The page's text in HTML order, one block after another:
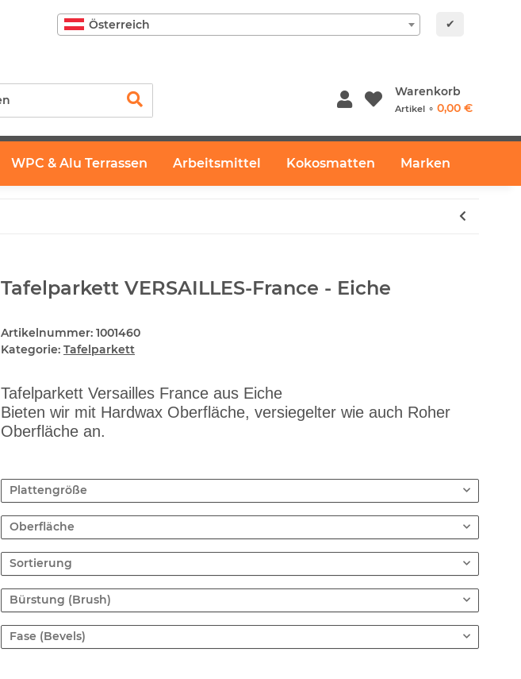
Österreich ✔
Warenkorb
Artikel ⚬ 0,00 €
WPC & Alu Terrassen Arbeitsmittel Kokosmatten Marken
Tafelparkett VERSAILLES-France - Eiche
Artikelnummer: 1001460
Kategorie: Tafelparkett
Tafelparkett Versailles France aus Eiche
Bieten wir mit Hardwax Oberfläche, versiegelter wie auch Roher
Oberfläche an.
Plattengröße
Oberfläche
Sortierung
Bürstung (Brush)
Fase (Bevels)